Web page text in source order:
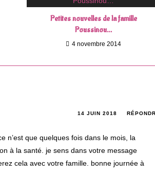
Petites nouvelles de la famille
Poussinou…
4 novembre 2014
14 JUIN 2018
n’est que quelques fois dans le mois, la
à la santé. je sens dans votre message
cela avec votre famille. bonne journée à